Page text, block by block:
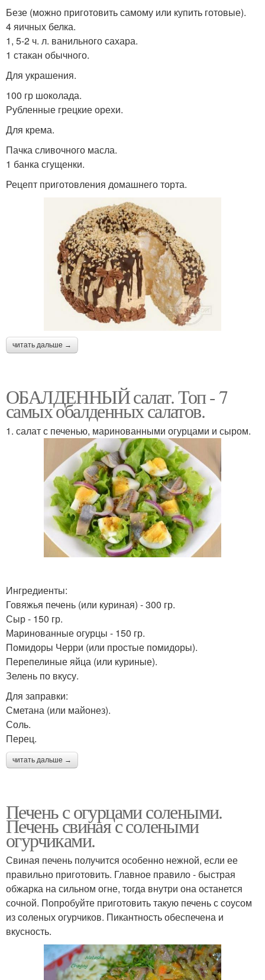
Безе (можно приготовить самому или купить готовые).
4 яичных белка.
1, 5-2 ч. л. ванильного сахара.
1 стакан обычного.
Для украшения.
100 гр шоколада.
Рубленные грецкие орехи.
Для крема.
Пачка сливочного масла.
1 банка сгущенки.
Рецепт приготовления домашнего торта.
читать дальше →
ОБАЛДЕННЫЙ салат. Топ - 7
самых обалденных салатов.
1. салат с печенью, маринованными огурцами и сыром.
Ингредиенты:
Говяжья печень (или куриная) - 300 гр.
Сыр - 150 гр.
Маринованные огурцы - 150 гр.
Помидоры Черри (или простые помидоры).
Перепелиные яйца (или куриные).
Зелень по вкусу.
Для заправки:
Сметана (или майонез).
Соль.
Перец.
читать дальше →
Печень с огурцами солеными.
Печень свиная с солеными
огурчиками.
Свиная печень получится особенно нежной, если ее
правильно приготовить. Главное правило - быстрая
обжарка на сильном огне, тогда внутри она останется
сочной. Попробуйте приготовить такую печень с соусом
из соленых огурчиков. Пикантность обеспечена и
вкусность.